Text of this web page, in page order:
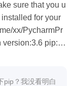
sure that you u
installed for your
xx/PycharmPr
version:3.6 pip:1
pip？我没看明白